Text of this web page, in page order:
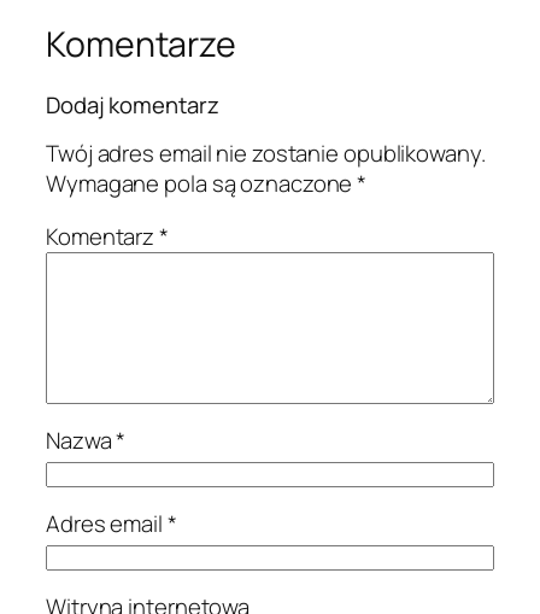
Komentarze
Dodaj komentarz
Twój adres email nie zostanie opublikowany.
Wymagane pola są oznaczone*
Komentarz*
Nazwa*
Adres email*
Witryna internetowa